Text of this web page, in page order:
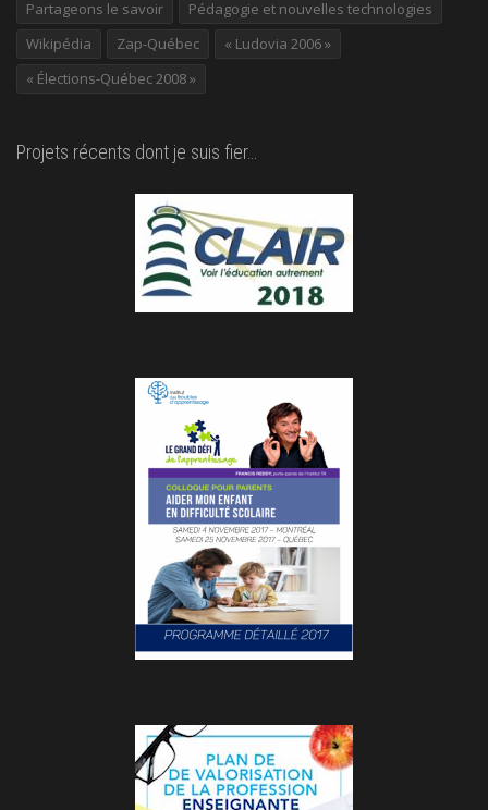
Partageons le savoir
Pédagogie et nouvelles technologies
Wikipédia
Zap-Québec
« Ludovia 2006 »
« Élections-Québec 2008 »
Projets récents dont je suis fier…